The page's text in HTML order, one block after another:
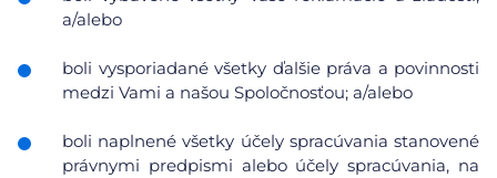
a/alebo
boli vysporiadané všetky ďalšie práva a povinnosti
medzi Vami a našou Spoločnosťou; a/alebo
boli naplnené všetky účely spracúvania stanovené
právnymi predpismi alebo účely spracúvania, na